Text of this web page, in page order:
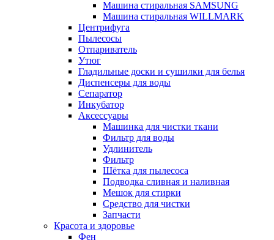
Машина стиральная SAMSUNG
Машина стиральная WILLMARK
Центрифуга
Пылесосы
Отпариватель
Утюг
Гладильные доски и сушилки для белья
Диспенсеры для воды
Сепаратор
Инкубатор
Аксессуары
Машинка для чистки ткани
Фильтр для воды
Удлинитель
Фильтр
Шётка для пылесоса
Подводка сливная и наливная
Мешок для стирки
Средство для чистки
Запчасти
Красота и здоровье
Фен